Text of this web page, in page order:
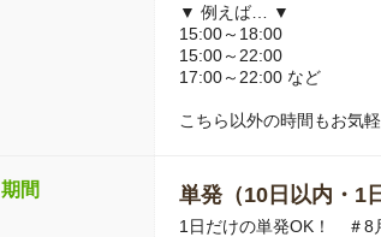
▼ 例えば… ▼
15:00～18:00
15:00～22:00
17:00～22:00 など
こちら以外の時間もお気
期間 単発（10日以内・1
1日だけの単発OK！ ＃8